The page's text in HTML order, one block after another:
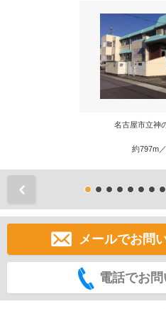
名古屋市立神
約797m
メールでお問
電話でお